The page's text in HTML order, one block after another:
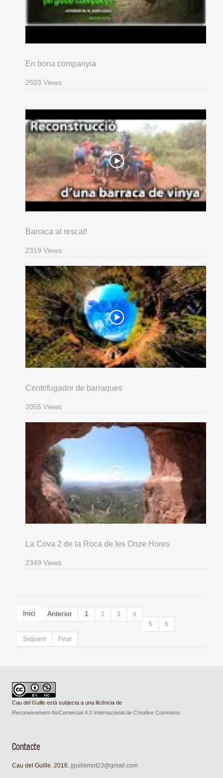
En bona companyia
2503 Views
Barraca al rescat!
2319 Views
Centrifugador de barraques
2055 Views
La Cova 2 de la Roca de les Onze Hores
2349 Views
Inici Anterior 1 2 3
4
5
6
Següent Final
Cau del Guille està subjecta a una llicència de
Reconeixement-NoComercial 4.0 Internacional de Creative Commons
Contacte
Cau del Guille. 2016.jguillemot23@gmail.com